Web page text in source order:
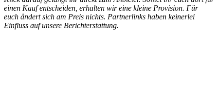
einen Kauf entscheiden, erhalten wir eine kleine Provision. Für
euch ändert sich am Preis nichts. Partnerlinks haben keinerlei
Einfluss auf unsere Berichterstattung.